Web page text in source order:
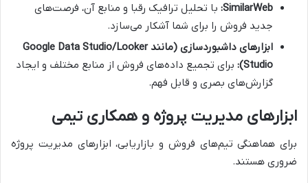
SimilarWeb: با تحلیل ترافیک رقبا و منابع آن، فرصت‌های
جدید فروش را برای شما آشکار می‌سازد.
ابزارهای داشبوردسازی (مانند Google Data Studio/Looker
Studio):
برای تجمیع داده‌های فروش از منابع مختلف و ایجاد
گزارش‌های بصری و قابل فهم.
ابزارهای مدیریت پروژه و همکاری تیمی
برای هماهنگی تیم‌های فروش و بازاریابی، ابزارهای مدیریت پروژه
ضروری هستند.